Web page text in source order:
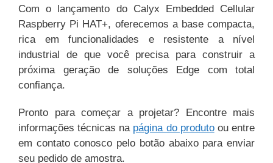
Com o lançamento do Calyx Embedded Cellular
Raspberry Pi HAT+, oferecemos a base compacta,
rica em funcionalidades e resistente a nível
industrial de que você precisa para construir a
próxima geração de soluções Edge com total
confiança.
Pronto para começar a projetar? Encontre mais
informações técnicas na página do produtoou entre
em contato conosco pelo botão abaixo para enviar
seu pedido de amostra.